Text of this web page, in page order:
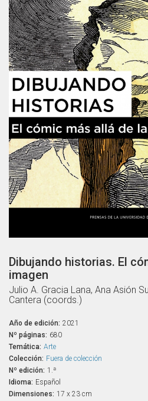
Dibujando historias. El
imagen
Julio A. Gracia Lana, Ana Asión
Cantera (coords.)
Año de edición: 2021
Nº páginas: 680
Temática: Arte
Colección: Fuera de colección
Nº edición: 1.ª
Idioma: Español
Dimensiones: 17 x 23 cm